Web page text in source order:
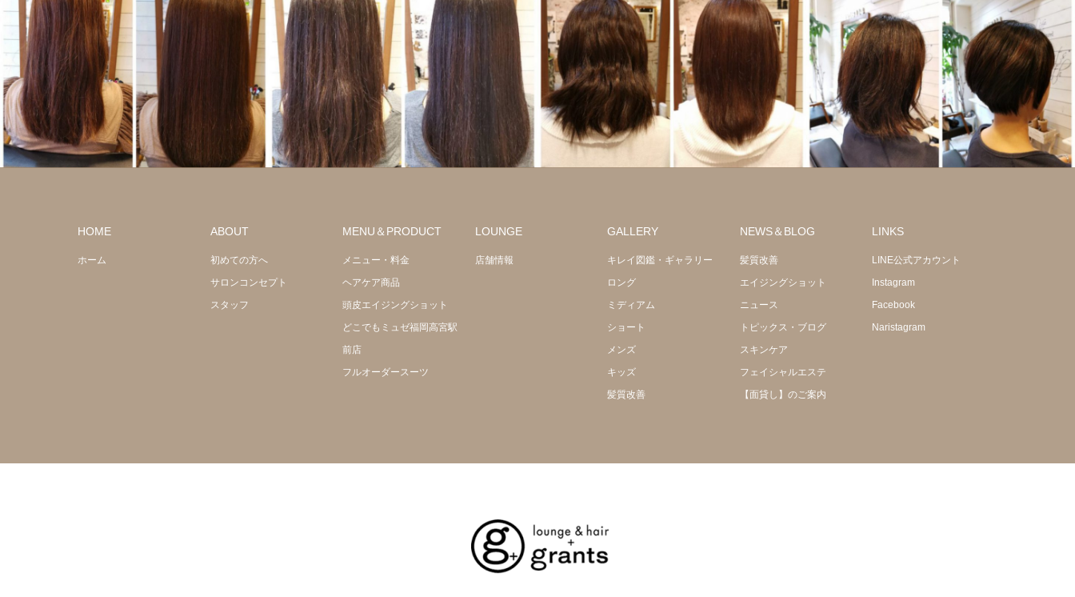
ロング 髪質改善 ロング 髪質改善 ミディアム 髪質改善 ショート 髪質改善
HOME
ホーム
ABOUT
初めての方へ
サロンコンセプト
スタッフ
MENU＆PRODUCT
メニュー・料金
ヘアケア商品
頭皮エイジングショット
どこでもミュゼ福岡高宮駅
前店
フルオーダースーツ
LOUNGE
店舗情報
GALLERY
キレイ図鑑・ギャラリー
ロング
ミディアム
ショート
メンズ
キッズ
髪質改善
NEWS＆BLOG
髪質改善
エイジングショット
ニュース
トピックス・ブログ
スキンケア
フェイシャルエステ
【面貸し】のご案内
LINKS
LINE公式アカウント
Instagram
Facebook
Naristagram